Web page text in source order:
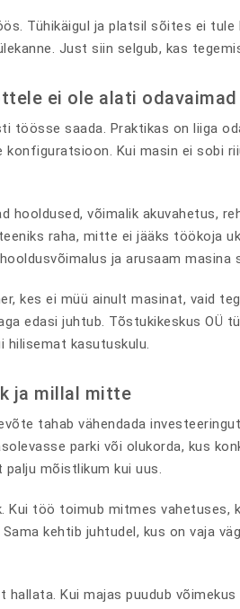
Tühikäigul ja platsil sõites ei
Just siin selgub, kas
ei ole alati odavaimad
töösse saada. Praktikas on liiga
Kui masin ei sobi
hooldused, võimalik akuvahetus,
raha, mitte ei jääks töökoja
ja arusaam masina
kes ei müü ainult masinat, vaid
edasi juhtub. Tõstukikeskus OÜ
hilisemat kasutuskulu.
ja millal mitte
tahab vähendada
parki või olukorda, kus
mõistlikum kui uus.
Kui töö toimub mitmes vahetuses,
kehtib juhtudel, kus on vaja
Kui majas puudub